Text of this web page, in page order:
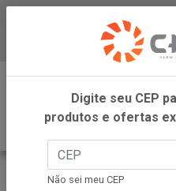
INÍCIO
DORI GELATINA
Digite seu CEP
produtos e ofertas
Não sei meu CEP